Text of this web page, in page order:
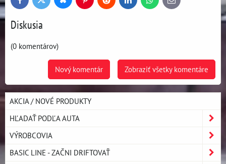
FacebookTwitter PinterestReddit LinkedInWhatsApp
E-
mail
Diskusia
(0 komentárov)
Zobraziť všetky komentáre
Nový komentár
AKCIA / NOVÉ PRODUKTY
HĽADAŤ PODĽA AUTA
VÝROBCOVIA
BASIC LINE - ZAČNI DRIFTOVAŤ